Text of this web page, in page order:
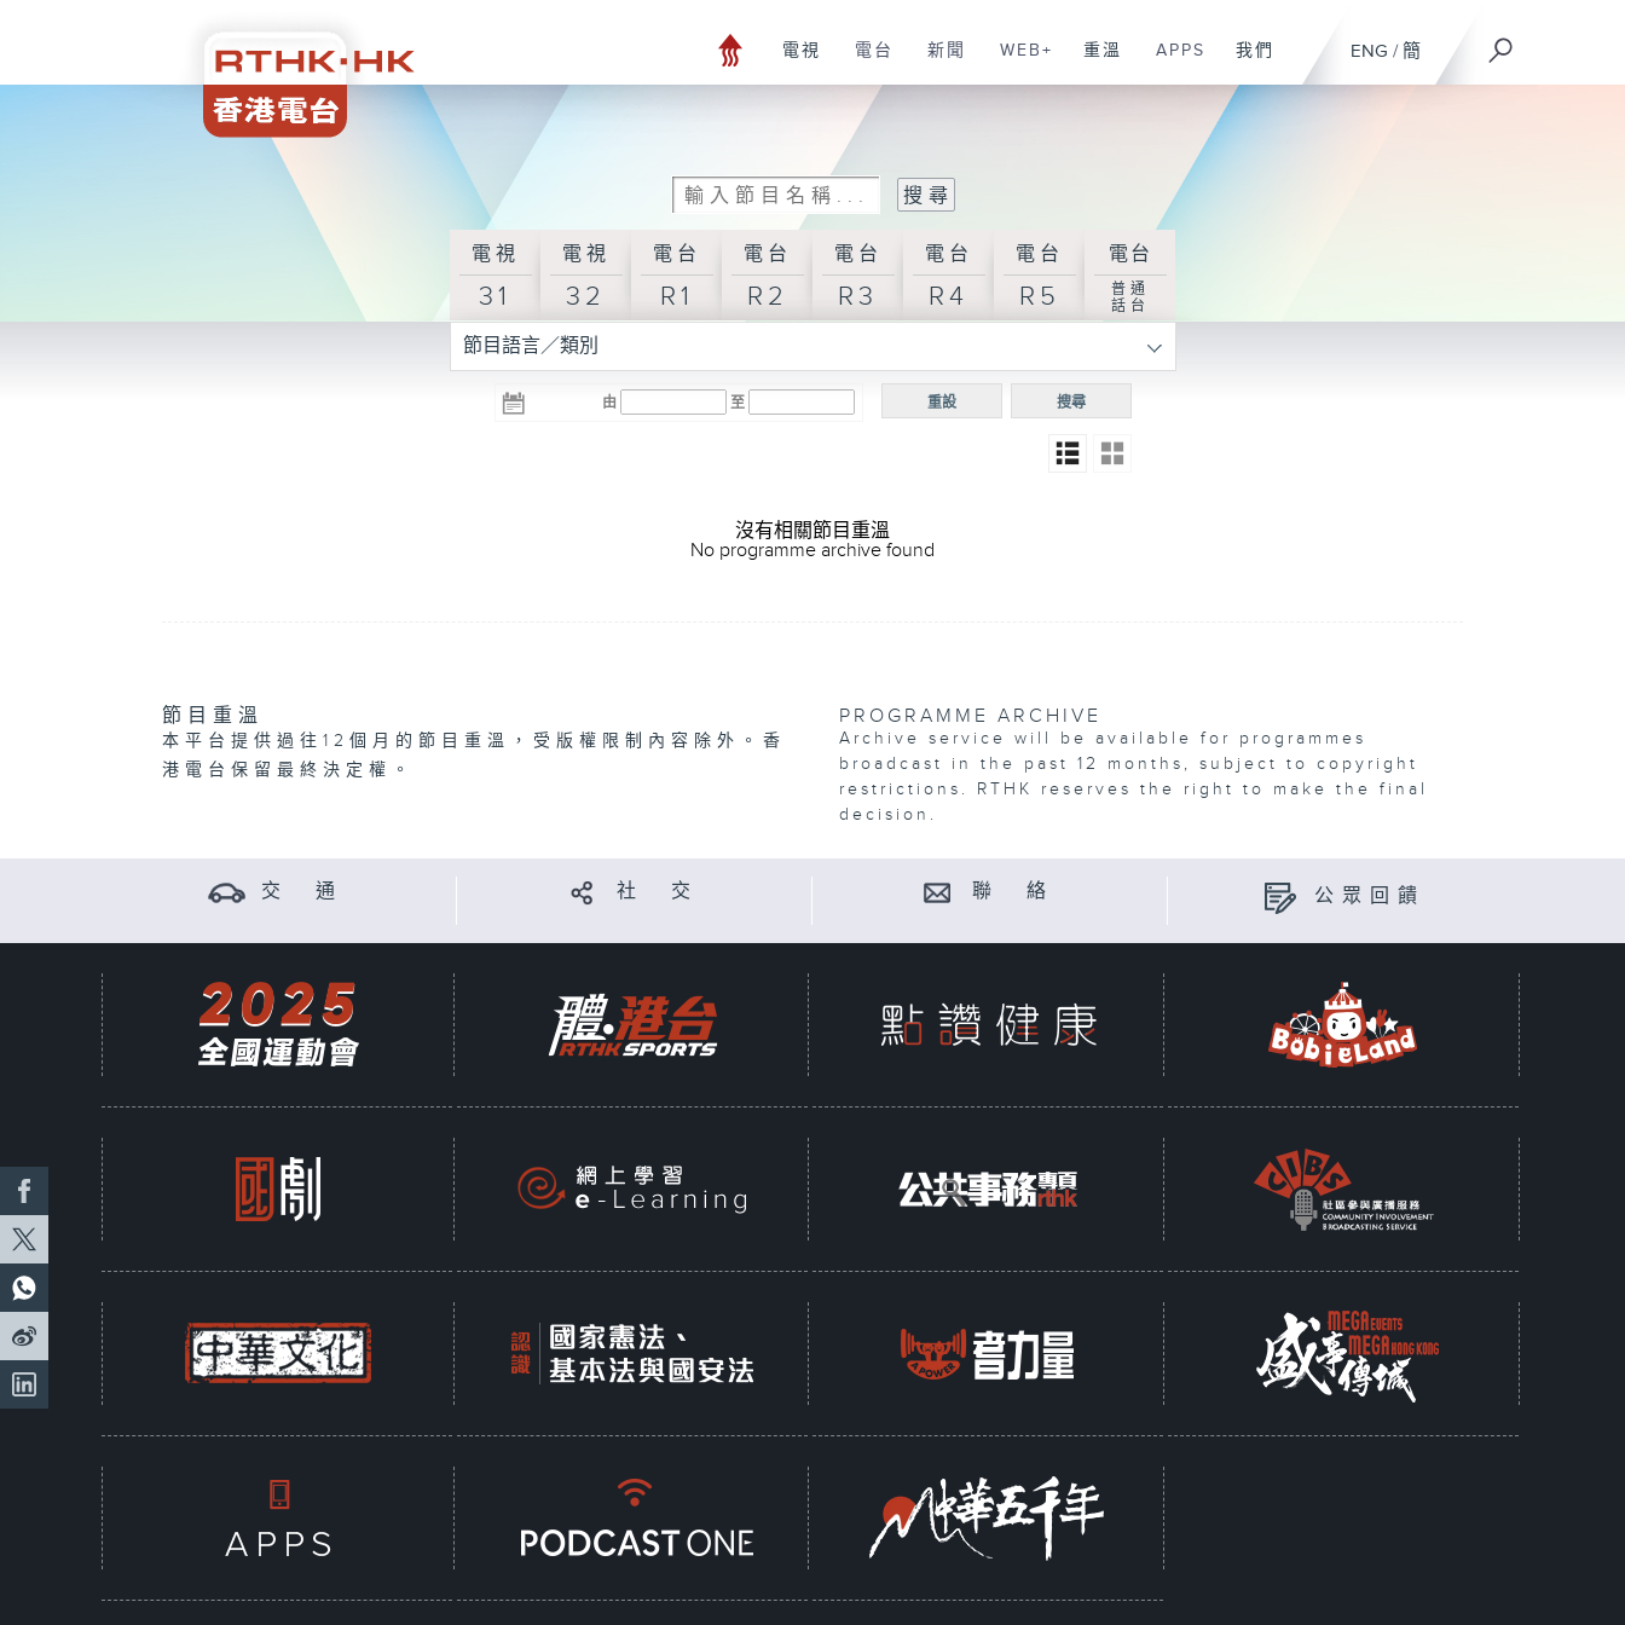
ENG / 簡
電視 電台 新聞 WEB+ 重溫 APPS 我們
電視
31
電視
32
電台
R1
電台
R2
電台
R3
電台
R4
電台
R5
電台
普通
話台
節目語言／類別
由 至 搜尋
重設
沒有相關節目重溫
No programme archive found
節目重溫
本平台提供過往12個月的節目重溫，受版權限制內容除外。香
港電台保留最終決定權。
PROGRAMME ARCHIVE
Archive service will be available for programmes
broadcast in the past 12 months, subject to copyright
restrictions. RTHK reserves the right to make the final
decision.
交 通 社 交 聯 絡 公眾回饋